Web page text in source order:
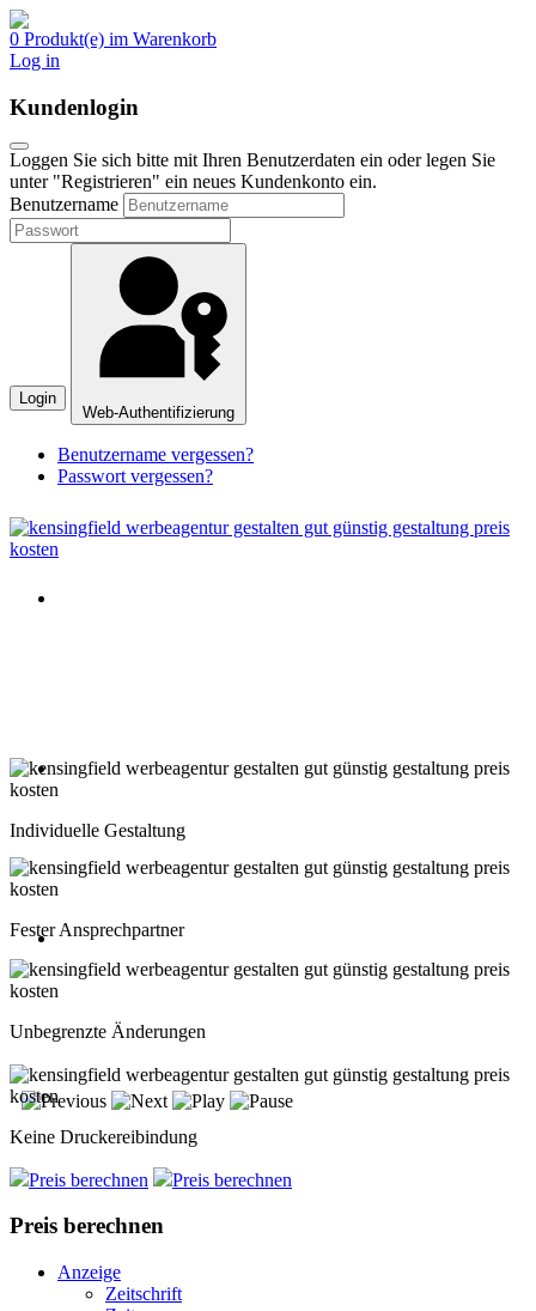
0 Produkt(e) im Warenkorb
Log in
Kundenlogin
Loggen Sie sich bitte mit Ihren Benutzerdaten ein oder legen Sie
unter "Registrieren" ein neues Kundenkonto ein.
Benutzername
Login
Web-Authentifizierung
Benutzername vergessen?
Passwort vergessen?
Beratung oder Rückruf anfordern
Schweiz: 043 508 66 63
Montag-Freitag 10:00-18:00 Uhr
Beratung oder Rückruf anfordern
Montag-Freitag 10:00-18:00 Uhr
Individuelle Gestaltung
Fester Ansprechpartner
Unbegrenzte Änderungen
Keine Druckereibindung
Preis berechnen Preis berechnen
Preis berechnen
Anzeige
Zeitschrift